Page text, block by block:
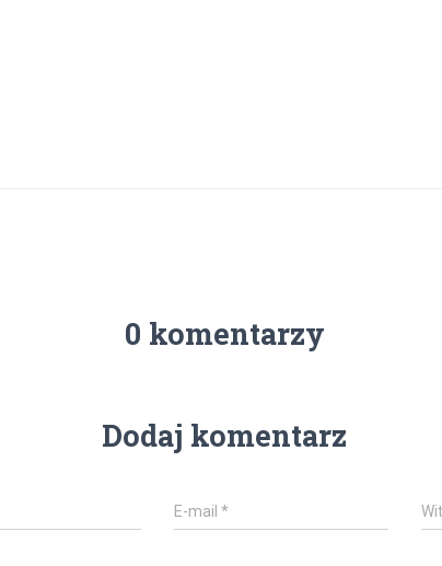
0 komentarzy
Dodaj komentarz
E-mail*